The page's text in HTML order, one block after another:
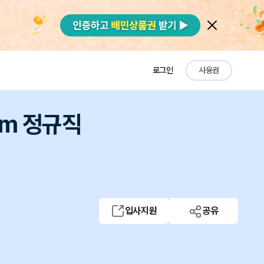
로그인 사용권
정규직
입사지원 공유